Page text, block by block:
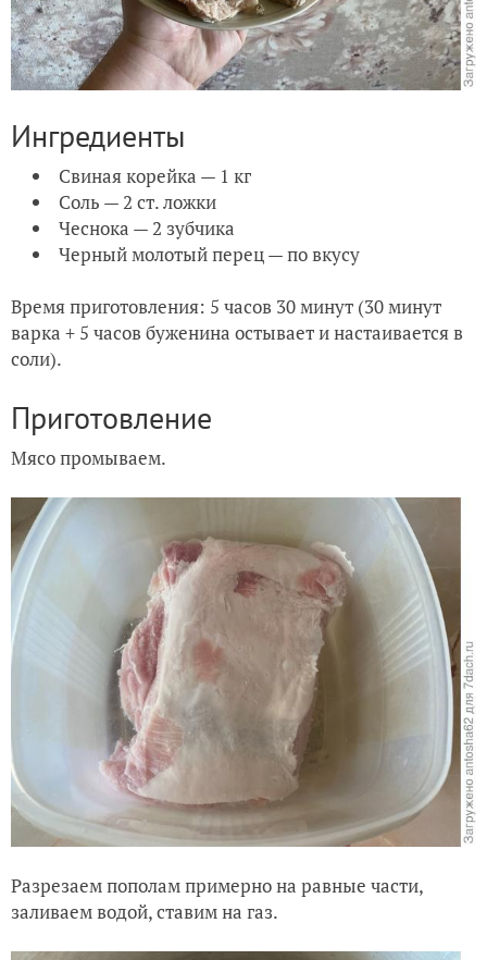
Ингредиенты
Свиная корейка — 1 кг
Соль — 2 ст. ложки
Чеснока — 2 зубчика
Черный молотый перец — по вкусу
Время приготовления: 5 часов 30 минут (30 минут
варка + 5 часов буженина остывает и настаивается в
соли).
Приготовление
Мясо промываем.
Разрезаем пополам примерно на равные части,
заливаем водой, ставим на газ.